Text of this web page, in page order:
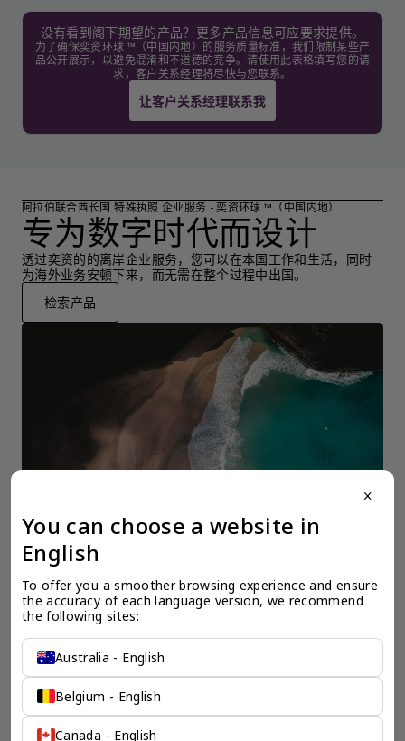
没有看到阁下期望的产品？更多产品信息可应要求提供。
为了确保奕资环球 ™（中国内地）的服务质量标准，我们限制某些产
品公开展示，以避免混淆和不道德的竞争。请使用此表格填写您的请
求，客户关系经理将尽快与您联系。
让客户关系经理联系我
阿拉伯联合酋长国 特殊执照 企业服务 - 奕资环球 ™（中国内地）
专为数字时代而设计
透过奕资的的离岸企业服务，您可以在本国工作和生活，同时
为海外业务安顿下来，而无需在整个过程中出国。
检索产品
一个全服务咨询公司为您
保驾护航
奕资环球是您值得信赖的海外合作伙伴。我们是香港伦敦奕资
咨询有限公司的零售咨询部门，这是一家总部位于香港的全球
close
You can choose a website in
English
To offer you a smoother browsing experience and ensure
the accuracy of each language version, we recommend
the following sites:
Australia - English
Belgium - English
Canada - English